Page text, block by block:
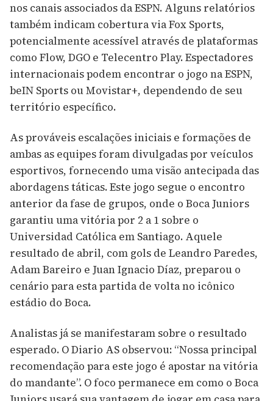
nos canais associados da ESPN. Alguns relatórios
também indicam cobertura via Fox Sports,
potencialmente acessível através de plataformas
como Flow, DGO e Telecentro Play. Espectadores
internacionais podem encontrar o jogo na ESPN,
beIN Sports ou Movistar+, dependendo de seu
território específico.
As prováveis escalações iniciais e formações de
ambas as equipes foram divulgadas por veículos
esportivos, fornecendo uma visão antecipada das
abordagens táticas. Este jogo segue o encontro
anterior da fase de grupos, onde o Boca Juniors
garantiu uma vitória por 2 a 1 sobre o
Universidad Católica em Santiago. Aquele
resultado de abril, com gols de Leandro Paredes,
Adam Bareiro e Juan Ignacio Díaz, preparou o
cenário para esta partida de volta no icônico
estádio do Boca.
Analistas já se manifestaram sobre o resultado
esperado. O Diario AS observou: “Nossa principal
recomendação para este jogo é apostar na vitória
do mandante”. O foco permanece em como o Boca